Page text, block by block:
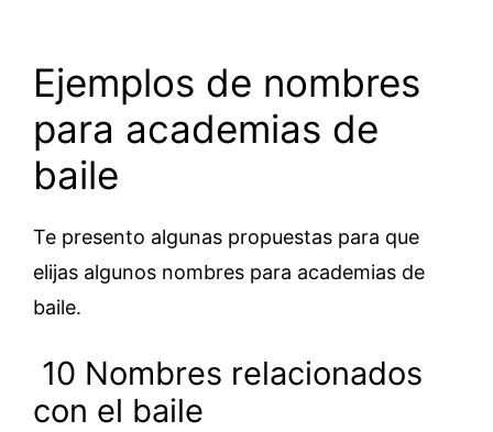
Ejemplos de nombres
para academias de
baile
Te presento algunas propuestas para que
elijas algunos nombres para academias de
baile.
10 Nombres relacionados
con el baile